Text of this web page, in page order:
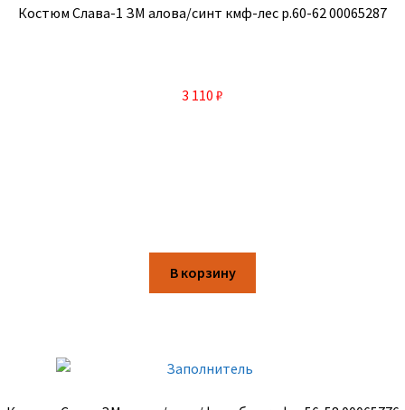
Костюм Слава-1 ЗМ алова/синт кмф-лес р.60-62 00065287
3 110 ₽
В корзину